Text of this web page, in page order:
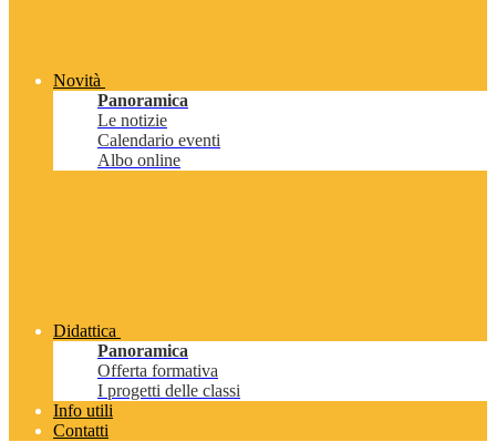
Novità
Panoramica
Le notizie
Calendario eventi
Albo online
Didattica
Panoramica
Offerta formativa
I progetti delle classi
Info utili
Contatti